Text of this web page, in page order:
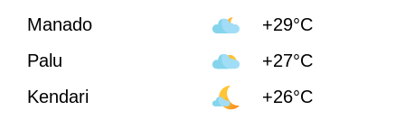
Manado
+29°C
Palu
+27°C
Kendari
+26°C